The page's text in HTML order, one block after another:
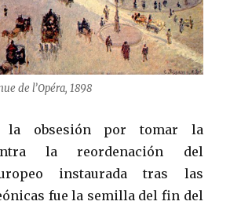
de l’Opéra, 1898
la obsesión por tomar la
la reordenación del
instaurada tras las
fue la semilla del fin del